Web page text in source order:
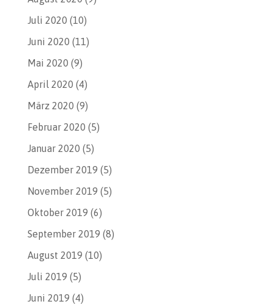
Juli 2020 (10)
Juni 2020 (11)
Mai 2020 (9)
April 2020 (4)
März 2020 (9)
Februar 2020 (5)
Januar 2020 (5)
Dezember 2019 (5)
November 2019 (5)
Oktober 2019 (6)
September 2019 (8)
August 2019 (10)
Juli 2019 (5)
Juni 2019 (4)